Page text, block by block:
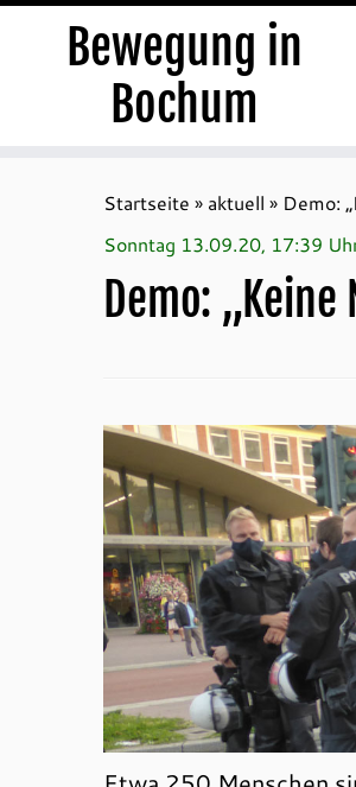
Bewegung in
Bochum
Startseite » aktuell » Demo:
Sonntag 13.09.20, 17:39
Demo: